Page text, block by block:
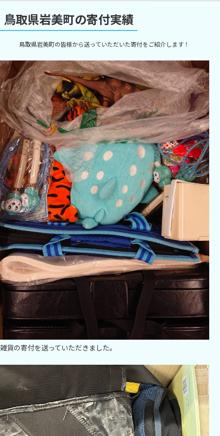
鳥取県岩美町の寄付実績
鳥取県岩美町の皆様から送っていただいた寄付をご紹介します！
雑貨の寄付を送っていただきました。